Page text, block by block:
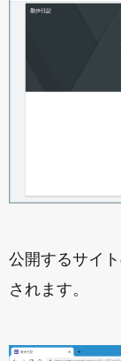
公開するサイ
されます。